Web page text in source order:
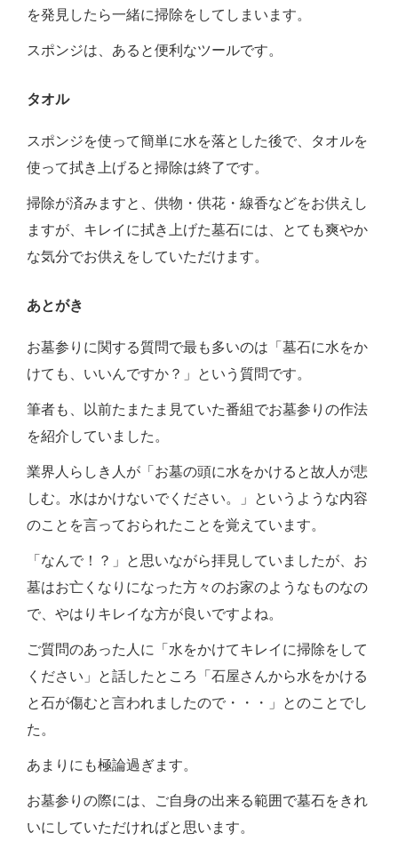
を発見したら一緒に掃除をしてしまいます。
スポンジは、あると便利なツールです。
タオル
スポンジを使って簡単に水を落とした後で、タオルを
使って拭き上げると掃除は終了です。
掃除が済みますと、供物・供花・線香などをお供えし
ますが、キレイに拭き上げた墓石には、とても爽やか
な気分でお供えをしていただけます。
あとがき
お墓参りに関する質問で最も多いのは「墓石に水をか
けても、いいんですか？」という質問です。
筆者も、以前たまたま見ていた番組でお墓参りの作法
を紹介していました。
業界人らしき人が「お墓の頭に水をかけると故人が悲
しむ。水はかけないでください。」というような内容
のことを言っておられたことを覚えています。
「なんで！？」と思いながら拝見していましたが、お
墓はお亡くなりになった方々のお家のようなものなの
で、やはりキレイな方が良いですよね。
ご質問のあった人に「水をかけてキレイに掃除をして
ください」と話したところ「石屋さんから水をかける
と石が傷むと言われましたので・・・」とのことでし
た。
あまりにも極論過ぎます。
お墓参りの際には、ご自身の出来る範囲で墓石をきれ
いにしていただければと思います。